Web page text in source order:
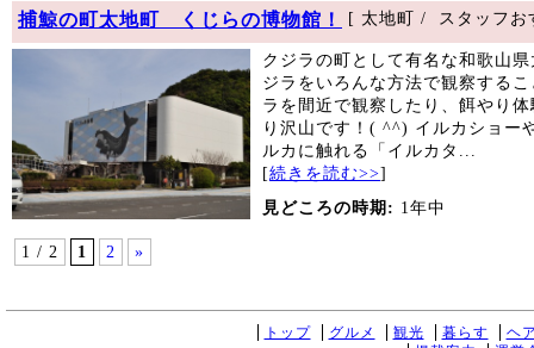
捕鯨の町太地町 くじらの博物館！ [ 太地町 / スタッフお
クジラの町として有名な和歌山
ジラをいろんな方法で観察する
ラを間近で観察したり、餌やり
り沢山です！( ^^) イルカショー
ルカに触れる「イルカタ...
[続きを読む>>]
見どころの時期: 1年中
1 / 2 1 2 »
トップ グルメ 観光 暮らす
ヘ